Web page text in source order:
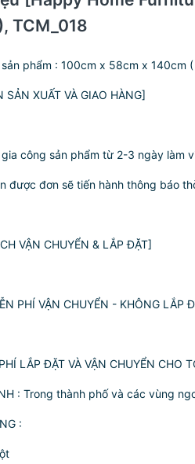
TCM_018
phẩm : 100cm x 58cm x 140cm
SẢN XUẤT VÀ GIAO HÀNG]
công sản phẩm từ 2-3 ngày làm
được đơn sẽ tiến hành thông báo
VẬN CHUYỂN & LẮP ĐẶT]
PHÍ VẬN CHUYỂN - KHÔNG LẮP
LẮP ĐẶT VÀ VẬN CHUYỂN CHO
: Trong thành phố và các vùng
: